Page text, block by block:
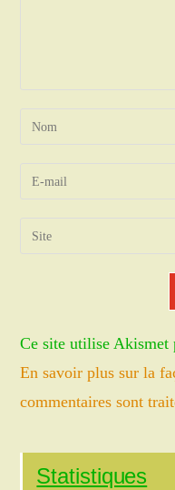
Enter
Enter
address
Saisir
(facultatif)
Ce site utilise Akismet
En savoir plus sur la
commentaires sont
Statistiques